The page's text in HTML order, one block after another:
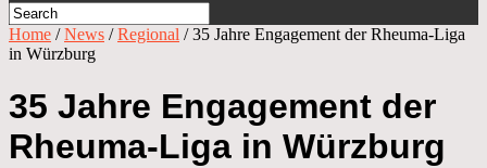
Home /News /Regional /35 Jahre Engagement der Rheuma-Liga
in Würzburg
35 Jahre Engagement der
Rheuma-Liga in Würzburg